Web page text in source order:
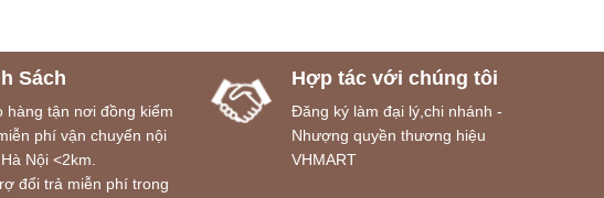
Sách
hàng tận nơi đồng kiểm
phí vận chuyển nội
Nội <2km.
đổi trả miễn phí trong
Hợp tác với chúng tôi
Đăng ký làm đại lý,chi nhánh -
Nhượng quyền thương hiệu
VHMART